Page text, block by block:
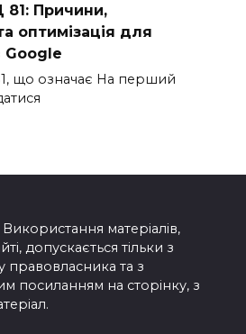
Причини,
оптимізація для
Google
що означає На перший
матеріалів,
допускається тільки з
правовласника та з
посиланням на сторінку, з